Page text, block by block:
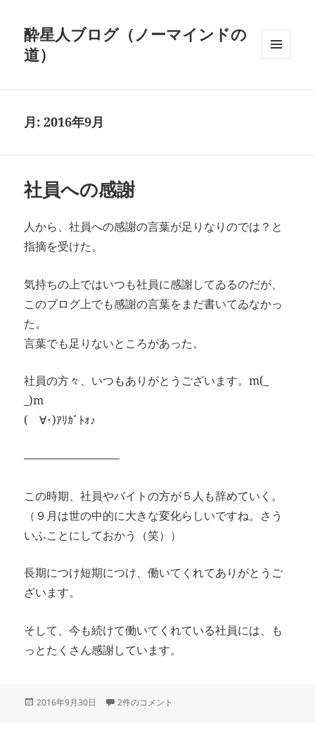
酔星人ブログ（ノーマインドの
道）
月:2016年9月
社員への感謝
人から、社員への感謝の言葉が足りなりのでは？と
指摘を受けた。
気持ちの上ではいつも社員に感謝してゐるのだが、
このブログ上でも感謝の言葉をまだ書いてゐなかっ
た。
言葉でも足りないところがあった。
社員の方々、いつもありがとうございます。m(_
_)m
(ゝ∀･)ｱﾘｶﾞﾄｫ♪
————————–
この時期、社員やバイトの方が５人も辞めていく。
（９月は世の中的に大きな変化らしいですね。さう
いふことにしておかう（笑））
長期につけ短期につけ、働いてくれてありがとうご
ざいます。
そして、今も続けて働いてくれている社員には、も
っとたくさん感謝しています。
投
2016年9月30日 社員への感謝 への
2件のコメント